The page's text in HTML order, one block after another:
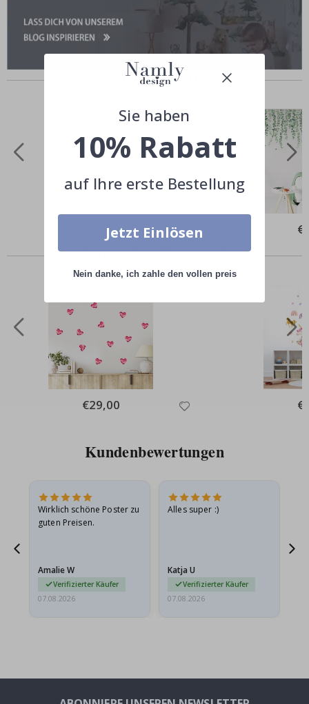
Ähnliche Produkte
Special
€29,00
Andere kauften auch
Special
Price
€29,00
Kundenbewertungen
Wirklich schöne Poster zu
guten Preisen.
Amalie W
Verifizierter Käufer
07.08.2026
Alles super :)
Katja U
Verifizierter Käufer
07.08.2026
Sie haben
10% Rabatt
auf Ihre erste Bestellung
Jetzt Einlösen
Nein danke, ich zahle den vollen preis